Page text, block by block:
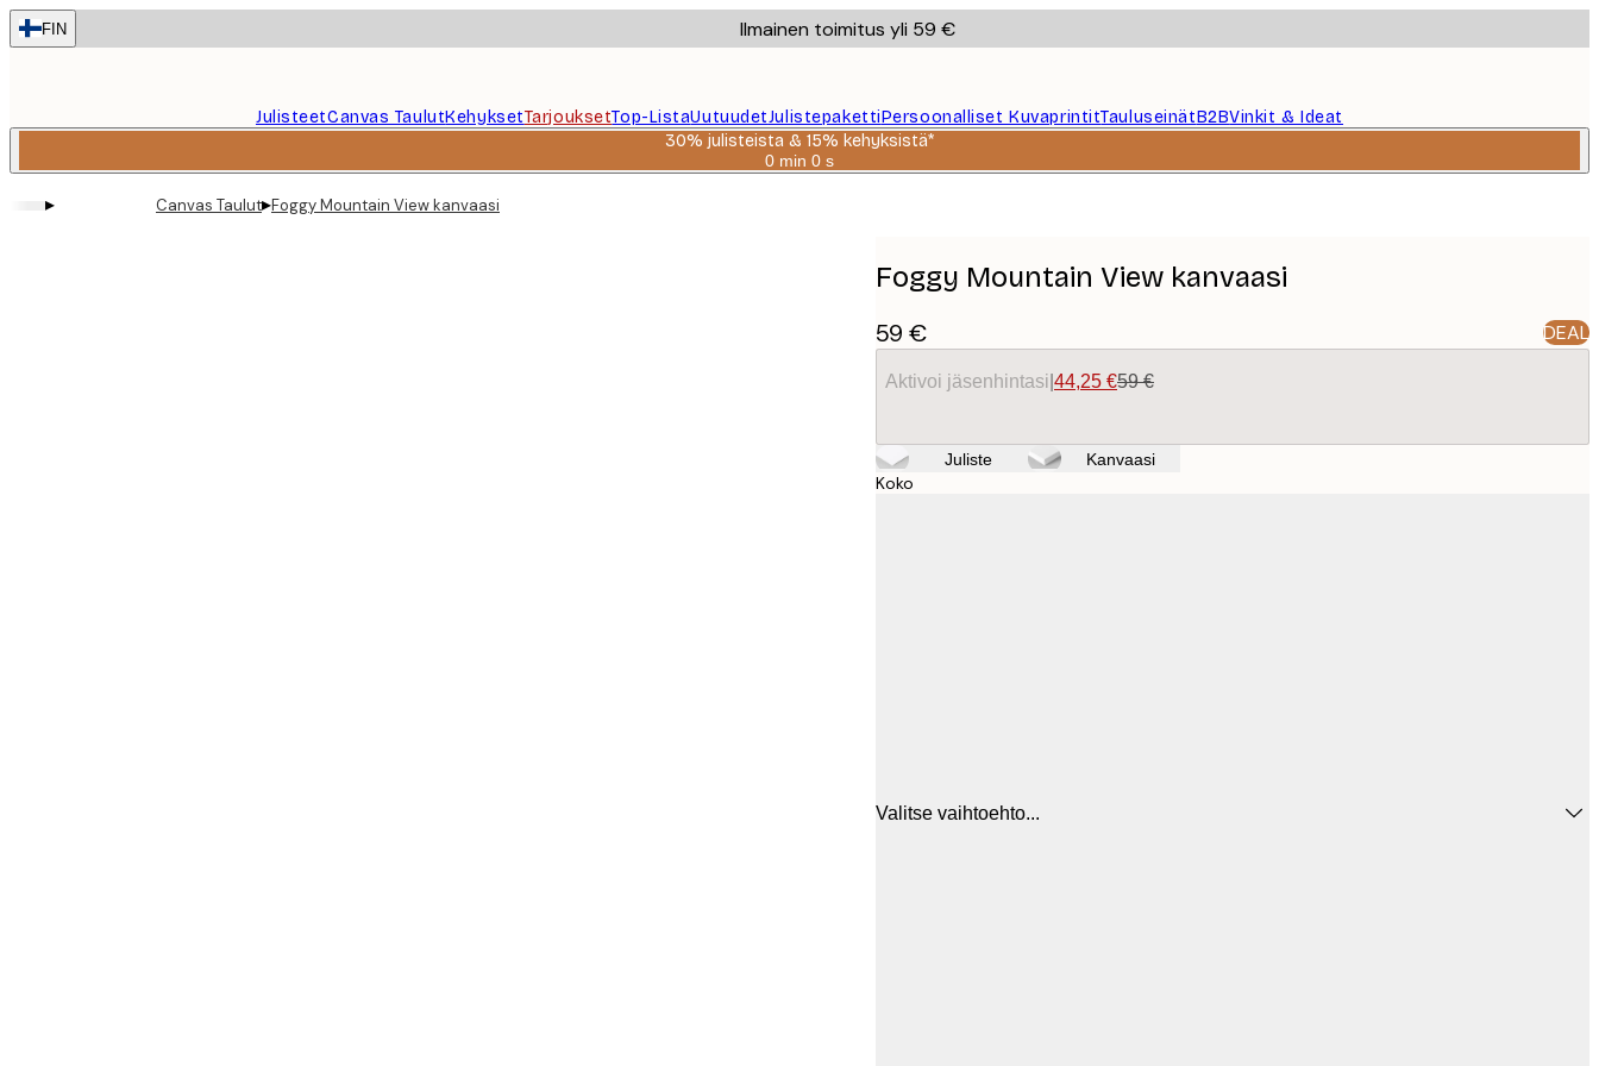
Skip
to
FIN Ilmainen toimitus yli 59 €
JulisteetCanvas TaulutKehyksetTarjouksetTop-ListaUutuudetJulistepakettiPersoonalliset KuvaprintitTauluseinätB2BVinkit & Ideat
30% julisteista & 15% kehyksistä*
0 min 0 s
Voimassa
▸ Canvas Taulut▸Foggy Mountain View kanvaasi
Foggy Mountain View kanvaasi
59 € DEAL
Aktivoi jäsenhintasi 44,25 €59 €
Juliste Kanvaasi
Koko
Valitse vaihtoehto...